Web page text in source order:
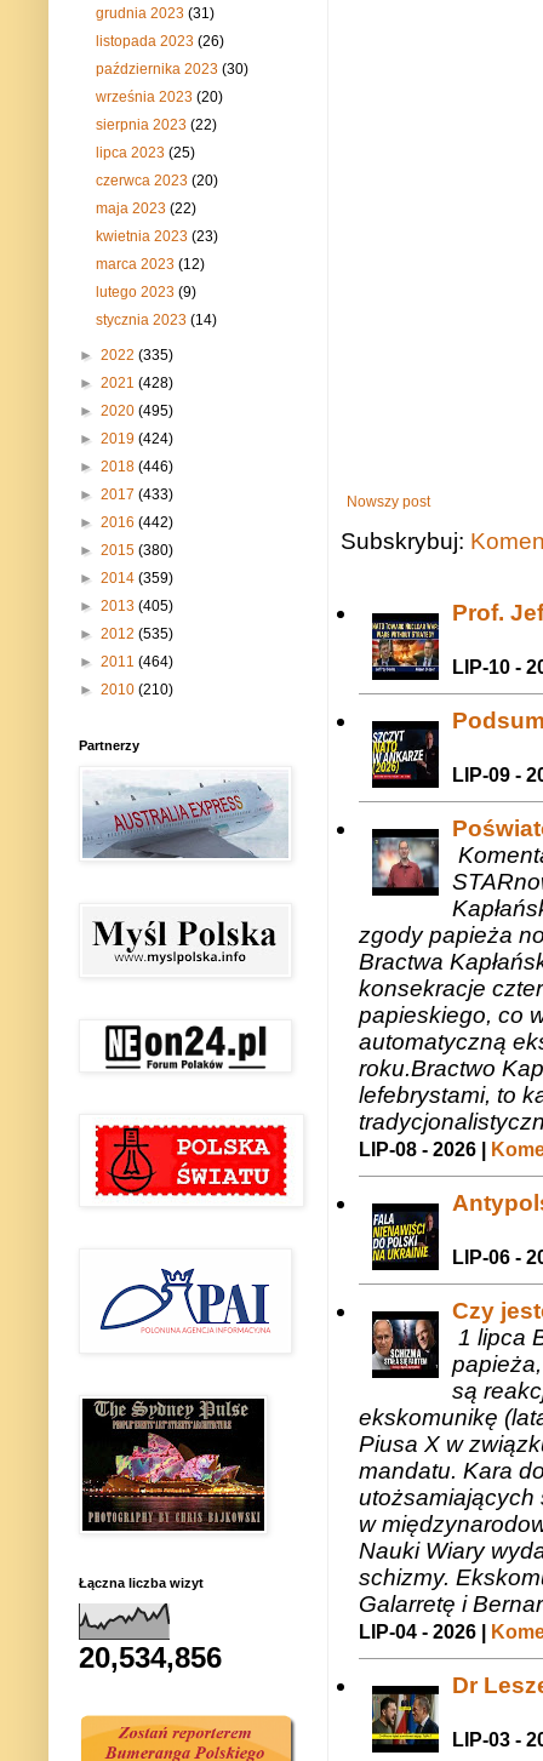
Nowszy post
Subskrybuj:
Prof.
LIP-10 -
LIP-09 -
zgody papieża
Bractwa
konsekracje
papieskiego, co
automatyczną
roku.Bractwo
lefebrystami, to
LIP-08 - 2026 |
LIP-06 -
Czy
1 lipca
są
ekskomunikę
Piusa X w
mandatu. Kara
utożsamiających
w
Nauki Wiary
schizmy.
Galarretę i
LIP-04 - 2026 |
Dr
LIP-03 -
grudnia 2023(31)
listopada 2023(26)
października 2023(30)
września 2023(20)
sierpnia 2023(22)
lipca 2023(25)
czerwca 2023(20)
maja 2023(22)
kwietnia 2023(23)
marca 2023(12)
lutego 2023(9)
stycznia 2023(14)
► 2022 (335)
► 2021 (428)
► 2020 (495)
► 2019 (424)
► 2018 (446)
► 2017 (433)
► 2016 (442)
► 2015 (380)
► 2014 (359)
► 2013 (405)
► 2012 (535)
► 2011 (464)
► 2010 (210)
Partnerzy
Łączna liczba wizyt
20,534,856